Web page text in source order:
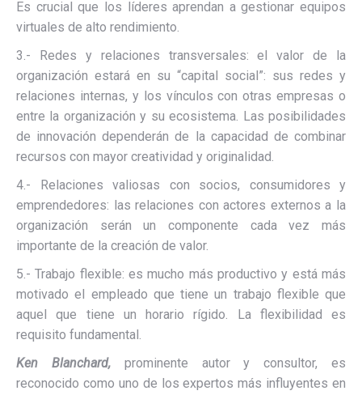
Es crucial que los líderes aprendan a gestionar equipos
virtuales de alto rendimiento.
3.- Redes y relaciones transversales: el valor de la
organización estará en su “capital social”: sus redes y
relaciones internas, y los vínculos con otras empresas o
entre la organización y su ecosistema. Las posibilidades
de innovación dependerán de la capacidad de combinar
recursos con mayor creatividad y originalidad.
4.- Relaciones valiosas con socios, consumidores y
emprendedores: las relaciones con actores externos a la
organización serán un componente cada vez más
importante de la creación de valor.
5.- Trabajo flexible: es mucho más productivo y está más
motivado el empleado que tiene un trabajo flexible que
aquel que tiene un horario rígido. La flexibilidad es
requisito fundamental.
Ken Blanchard,prominente autor y consultor, es
reconocido como uno de los expertos más influyentes en